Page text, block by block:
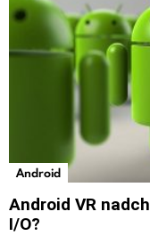
Android
Android VR
I/O?